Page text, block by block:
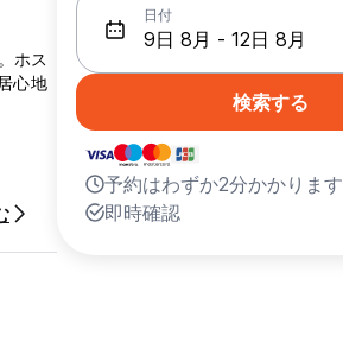
ホス
心地
日付
検索する
予約はわずか2分かかります
即時確認